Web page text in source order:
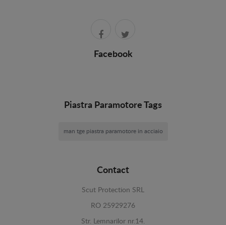
Facebook
Piastra Paramotore Tags
man tge piastra paramotore in acciaio
Contact
Scut Protection SRL
RO 25929276
Str. Lemnarilor nr.14.